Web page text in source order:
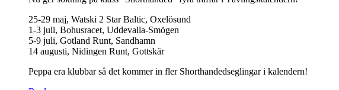
25-29 maj, Watski 2 Star Baltic, Oxelösund
1-3 juli, Bohusracet, Uddevalla-Smögen
5-9 juli, Gotland Runt, Sandhamn
14 augusti, Nidingen Runt, Gottskär
Peppa era klubbar så det kommer in fler Shorthandedseglingar i kalendern!